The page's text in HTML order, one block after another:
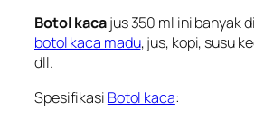
Botol kacajus 350 ml ini banyak
botol kaca madu, jus, kopi, susu
dll.
Spesifikasi Botol kaca: